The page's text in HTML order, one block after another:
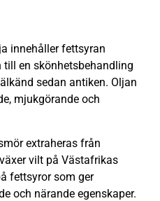
innehåller fettsyran
en skönhetsbehandling
sedan antiken. Oljan
mjukgörande och
extraheras från
vilt på Västafrikas
fettsyror som ger
och närande egenskaper.